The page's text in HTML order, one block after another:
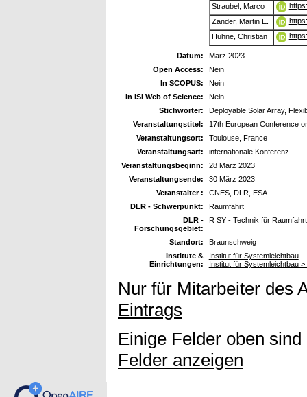
Straubel, Marco
Zander, Martin E.
Hühne, Christian
Datum:
März 2023
Open Access:
Nein
In SCOPUS:
Nein
In ISI Web of Science:
Nein
Stichwörter:
Deployable Solar Array,
Veranstaltungstitel:
17th European Conference
Veranstaltungsort:
Toulouse, France
Veranstaltungsart:
internationale Konferenz
Veranstaltungsbeginn:
28 März 2023
Veranstaltungsende:
30 März 2023
Veranstalter :
CNES, DLR, ESA
DLR - Schwerpunkt:
Raumfahrt
DLR -
Forschungsgebiet:
R SY - Technik für
Standort:
Braunschweig
Institute &
Einrichtungen:
Institut für Systemleichtbau
Institut für Systemleichtbau
Nur für Mitarbeiter des
Eintrags
Einige Felder oben
Felder anzeigen